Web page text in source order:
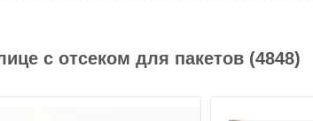
с отсеком для пакетов (4848)